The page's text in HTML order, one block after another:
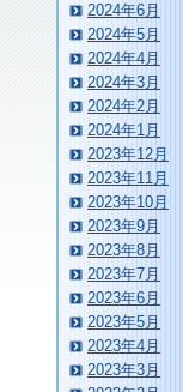
2024年6月
2024年5月
2024年4月
2024年3月
2024年2月
2024年1月
2023年12月
2023年11月
2023年10月
2023年9月
2023年8月
2023年7月
2023年6月
2023年5月
2023年4月
2023年3月